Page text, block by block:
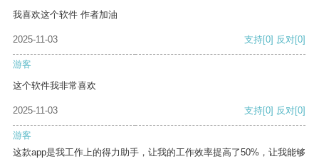
我喜欢这个软件 作者加油
2025-11-03 支持[0] 反对[0]
游客
这个软件我非常喜欢
2025-11-03 支持[0] 反对[0]
游客
这款app是我工作上的得力助手，让我的工作效率提高了50%，让我能够